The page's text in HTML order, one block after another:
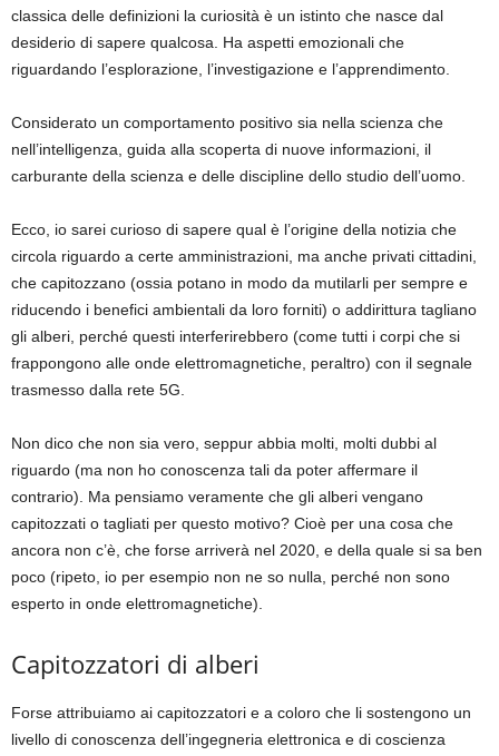
classica delle definizioni la curiosità è un istinto che nasce dal
desiderio di sapere qualcosa. Ha aspetti emozionali che
riguardando l’esplorazione, l’investigazione e l’apprendimento.
Considerato un comportamento positivo sia nella scienza che
nell’intelligenza, guida alla scoperta di nuove informazioni, il
carburante della scienza e delle discipline dello studio dell’uomo.
Ecco, io sarei curioso di sapere qual è l’origine della notizia che
circola riguardo a certe amministrazioni, ma anche privati cittadini,
che capitozzano (ossia potano in modo da mutilarli per sempre e
riducendo i benefici ambientali da loro forniti) o addirittura tagliano
gli alberi, perché questi interferirebbero (come tutti i corpi che si
frappongono alle onde elettromagnetiche, peraltro) con il segnale
trasmesso dalla rete 5G.
Non dico che non sia vero, seppur abbia molti, molti dubbi al
riguardo (ma non ho conoscenza tali da poter affermare il
contrario). Ma pensiamo veramente che gli alberi vengano
capitozzati o tagliati per questo motivo? Cioè per una cosa che
ancora non c’è, che forse arriverà nel 2020, e della quale si sa ben
poco (ripeto, io per esempio non ne so nulla, perché non sono
esperto in onde elettromagnetiche).
Capitozzatori di alberi
Forse attribuiamo ai capitozzatori e a coloro che li sostengono un
livello di conoscenza dell’ingegneria elettronica e di coscienza